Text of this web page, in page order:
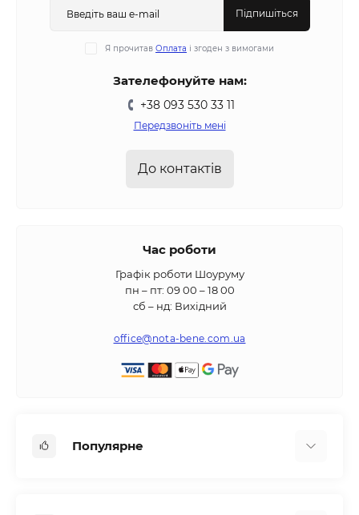
Підпишіться
Я прочитав Оплата і згоден з вимогами
Зателефонуйте нам:
+38 093 530 33 11
Передзвоніть мені
До контактів
Час роботи
Графік роботи Шоуруму
пн – пт: 09 00 – 18 00
сб – нд: Вихідний
office@nota-bene.com.ua
Популярне